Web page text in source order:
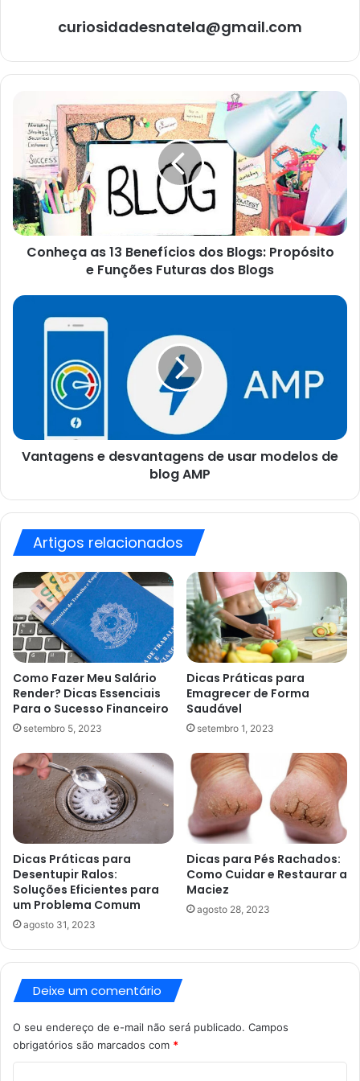
curiosidadesnatela@gmail.com
Benefícios
dos
Blogs:
Propósito
e
Funções
Futuras
Conheça as 13 Benefícios dos Blogs: Propósito
e Funções Futuras dos Blogs
Vantagens
desvantagens
modelos
AMP
Vantagens e desvantagens de usar modelos de
blog AMP
Artigos relacionados
Como Fazer Meu Salário
Render? Dicas Essenciais
Para o Sucesso Financeiro
setembro 5, 2023
Dicas Práticas para
Emagrecer de Forma
Saudável
setembro 1, 2023
Dicas Práticas para
Desentupir Ralos:
Soluções Eficientes para
um Problema Comum
agosto 31, 2023
Dicas para Pés Rachados:
Como Cuidar e Restaurar a
Maciez
agosto 28, 2023
Deixe um comentário
O seu endereço de e-mail não será publicado. Campos
obrigatórios são marcados com *